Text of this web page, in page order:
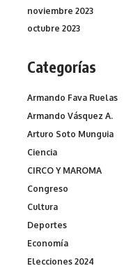
noviembre 2023
octubre 2023
Categorías
Armando Fava Ruelas
Armando Vásquez A.
Arturo Soto Munguia
Ciencia
CIRCO Y MAROMA
Congreso
Cultura
Deportes
Economía
Elecciones 2024